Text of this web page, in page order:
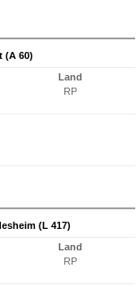
(A 60)
Land
RP
(L 417)
Land
RP